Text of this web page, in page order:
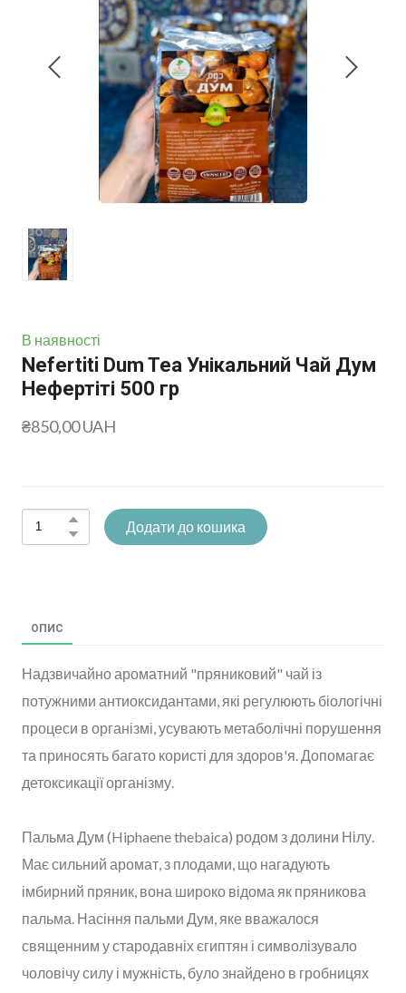
В наявності
Nefertiti Dum Tea Унікальний Чай Дум
Нефертіті 500 гр
₴850,00 UAH
Додати до кошика
ОПИС
Надзвичайно ароматний "пряниковий" чай із
потужними антиоксидантами, які регулюють біологічні
процеси в організмі, усувають метаболічні порушення
та приносять багато користі для здоров'я. Допомагає
детоксикації організму.
Пальма Дум (Hiphaene thebaica) родом з долини Нілу.
Має сильний аромат, з плодами, що нагадують
імбирний пряник, вона широко відома як пряникова
пальма. Насіння пальми Дум, яке вважалося
священним у стародавніх єгиптян і символізувало
чоловічу силу і мужність, було знайдено в гробницях